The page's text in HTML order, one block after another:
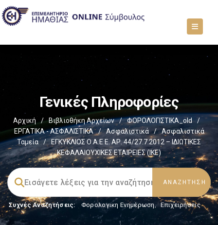
Γενικές Πληροφορίες
Αρχική / Βιβλιοθήκη Αρχείων / ΦΟΡΟΛΟΓΙΣΤΙΚΑ_old
/
ΕΡΓΑΤΙΚΑ - ΑΣΦΑΛΙΣΤΙΚΑ
/ Ασφαλιστικά /
Ασφαλιστικά
Ταμεία
/
ΕΓΚΥΚΛΙΟΣ Ο.Α.Ε.Ε. ΑΡ. 44/27.7.2012 – ΙΔΙΩΤΙΚΕΣ
ΚΕΦΑΛΑΙΟΥΧΙΚΕΣ ΕΤΑΙΡΕΙΕΣ (ΙΚΕ)
Συχνές Αναζητήσεις: Φορολογικη Ενημέρωση, Επιχειρήσεις